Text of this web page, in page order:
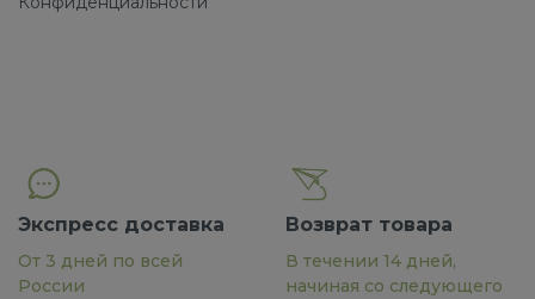
Экспресс доставка
От 3 дней по всей
России
Возврат товара
В течении 14 дней,
начиная со следующего